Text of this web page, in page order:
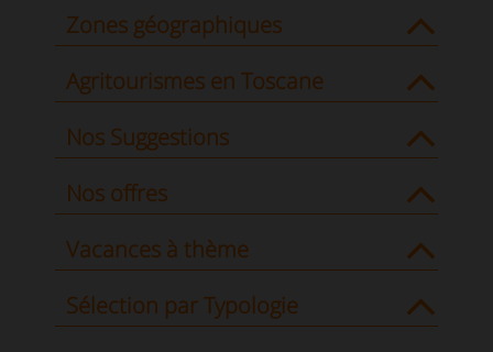
Zones géographiques
Agritourismes en Toscane
Nos Suggestions
Nos offres
Vacances à thème
Sélection par Typologie